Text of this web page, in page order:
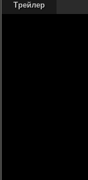
Трейлер